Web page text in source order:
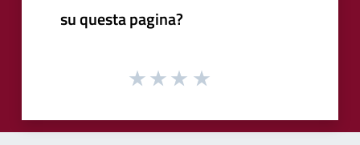
su questa pagina?